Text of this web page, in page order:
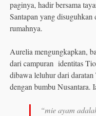
paginya, hadir bersama
Santapan yang disuguhkan
rumahnya.
Aurelia mengungkapkan,
dari campuran identitas
dibawa leluhur dari
dengan bumbu Nusantara.
“mie ayam